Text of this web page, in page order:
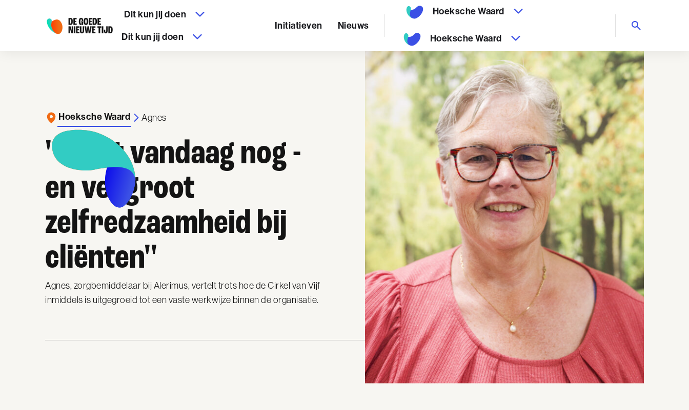
Dit kun jij doen
Dit kun jij doen
Initiatieven Nieuws
Hoeksche Waard
Hoeksche Waard
Hoeksche Waard Agnes
''Start vandaag nog -
en vergroot
zelfredzaamheid bij
cliënten''
Agnes, zorgbemiddelaar bij Alerimus, vertelt trots hoe de Cirkel van Vijf
inmiddels is uitgegroeid tot een vaste werkwijze binnen de organisatie.